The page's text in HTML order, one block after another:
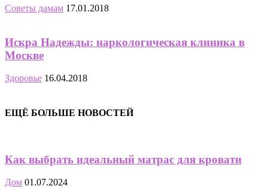
Советы дамам 17.01.2018
Искра Надежды: наркологическая клиника в
Москве
Здоровье 16.04.2018
ЕЩЁ БОЛЬШЕ НОВОСТЕЙ
Как выбрать идеальный матрас для кровати
Дом 01.07.2024